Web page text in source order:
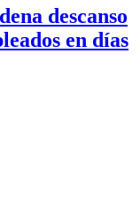
descanso
en días